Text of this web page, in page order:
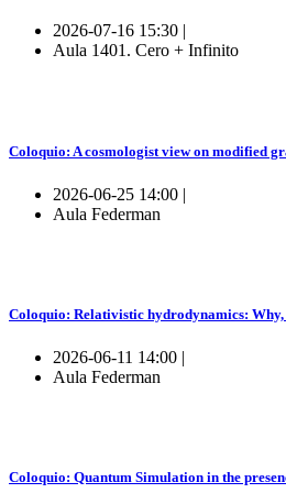
2026-07-16 15:30 |
Aula 1401. Cero + Infinito
Coloquio: A cosmologist view on modified
2026-06-25 14:00 |
Aula Federman
Coloquio: Relativistic hydrodynamics: Why,
2026-06-11 14:00 |
Aula Federman
Coloquio: Quantum Simulation in the